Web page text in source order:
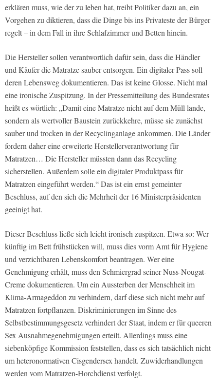
erklären muss, wie der zu leben hat, treibt Politiker dazu an, ein
Vorgehen zu diktieren, dass die Dinge bis ins Privateste der Bürger
regelt – in dem Fall in ihre Schlafzimmer und Betten hinein.
Die Hersteller sollen verantwortlich dafür sein, dass die Händler
und Käufer die Matratze sauber entsorgen. Ein digitaler Pass soll
deren Lebensweg dokumentieren. Das ist keine Glosse. Nicht mal
eine ironische Zuspitzung. In der Pressemitteilung des Bundesrates
heißt es wörtlich: „Damit eine Matratze nicht auf dem Müll lande,
sondern als wertvoller Baustein zurückkehre, müsse sie zunächst
sauber und trocken in der Recyclinganlage ankommen. Die Länder
fordern daher eine erweiterte Herstellerverantwortung für
Matratzen… Die Hersteller müssten dann das Recycling
sicherstellen. Außerdem solle ein digitaler Produktpass für
Matratzen eingeführt werden.“ Das ist ein ernst gemeinter
Beschluss, auf den sich die Mehrheit der 16 Ministerpräsidenten
geeinigt hat.
Dieser Beschluss ließe sich leicht ironisch zuspitzen. Etwa so: Wer
künftig im Bett frühstücken will, muss dies vorm Amt für Hygiene
und verzichtbaren Lebenskomfort beantragen. Wer eine
Genehmigung erhält, muss den Schmiergrad seiner Nuss-Nougat-
Creme dokumentieren. Um ein Aussterben der Menschheit im
Klima-Armageddon zu verhindern, darf diese sich nicht mehr auf
Matratzen fortpflanzen. Diskriminierungen im Sinne des
Selbstbestimmungsgesetz verhindert der Staat, indem er für queeren
Sex Ausnahmegenehmigungen erteilt. Allerdings muss eine
siebenköpfige Kommission feststellen, dass es sich tatsächlich nicht
um heteronormativen Cisgendersex handelt. Zuwiderhandlungen
werden vom Matratzen-Horchdienst verfolgt.